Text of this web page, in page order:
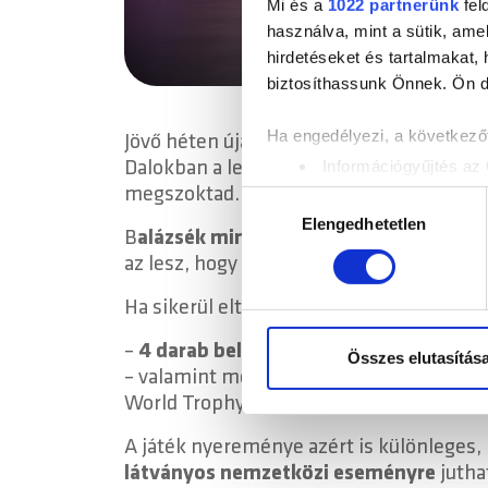
Mi és a 1022 partnerünk
használva, mint a sütik,
hirdetéseket és
biztosíthassunk Önnek. Ön
Ha engedélyezi, a
Információgyűjtés
Az Ön készülékén
Tudjon meg többet
módosíthatja vagy
weboldalforgalmunk
weboldalhasználatra
kiválasztásaElengedhetetlen
Összes
Jövő héten újabb izgalmas játék érkezik
Dalokban a legismertebb igazi mai
megszoktad.
Balázsék minden reggel
az lesz, hogy felismerjék, melyik dal és
Ha sikerül eltalálnod a dal címét és az
– 4 darab belépőjegy
a STIHL
– valamint megnyerheted a
World Trophy támogatásával!
A játék nyereménye azért is
látványos nemzetközi eseményre